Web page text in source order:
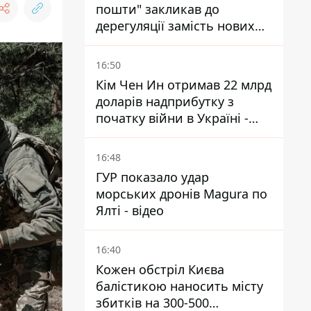
пошти" закликав до
дерегуляції замість нових
податків - Гетманцев проти
16:50
Кім Чен Ин отримав 22 млрд
доларів надприбутку з
початку війни в Україні -
Bloomberg
16:48
ГУР показало удар
морських дронів Magura по
Ялті - відео
16:40
Кожен обстріл Києва
балістикою наносить місту
збитків на 300-500